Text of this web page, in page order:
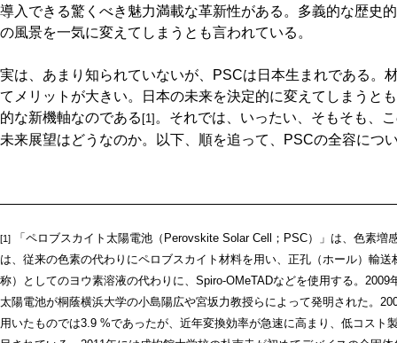
導入できる驚くべき魅力満載な革新性がある。多義的な歴史
の風景を一気に変えてしまうとも言われている。
実は、あまり知られていないが、PSCは日本生まれである。
てメリットが大きい。日本の未来を決定的に変えてしまうと
的な新機軸なのである [1] 。それでは、いったい、そもそも、
未来展望はどうなのか。以下、順を追って、PSCの全容につ
[1]
「ペロブスカイト太陽電池（Perovskite Solar Cell；PSC）」は、色素増
は、従来の色素の代わりにペロブスカイト材料を用い、正孔（ホール）輸
称）としてのヨウ素溶液の代わりに、Spiro-OMeTADなどを使用する。
太陽電池が桐蔭横浜大学の小島陽広や宮坂力教授らによって発明された。
用いたものでは3.9 %であったが、近年変換効率が急速に高まり、低コスト